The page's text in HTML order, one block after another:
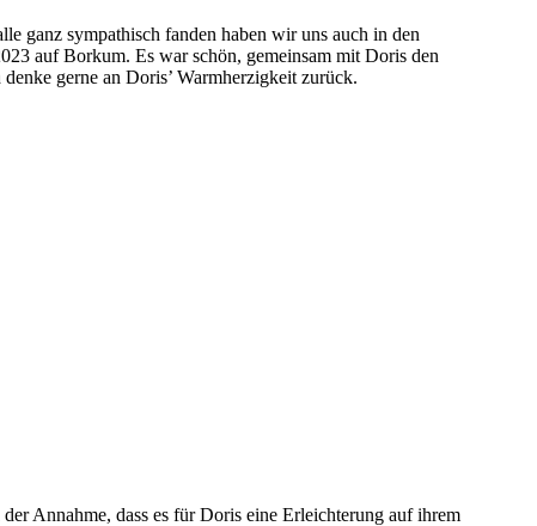
ganz sympathisch fanden haben wir uns auch in den
auf Borkum. Es war schön, gemeinsam mit Doris den
gerne an Doris’ Warmherzigkeit zurück.
Annahme, dass es für Doris eine Erleichterung auf ihrem